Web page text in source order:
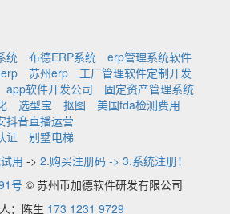
统 布德ERP系统
erp管理系统软件
苏州erp
工厂管理软件定制开发
app软件开发公司
固定资产管理系统
选型宝 抠图
美国fda检测费用
抖音直播运营
证
别墅电梯
用 -> 2.购买注册码 -> 3.系统注册！
号 © 苏州币加德软件研发有限公司
：陈生 173 1231 9729